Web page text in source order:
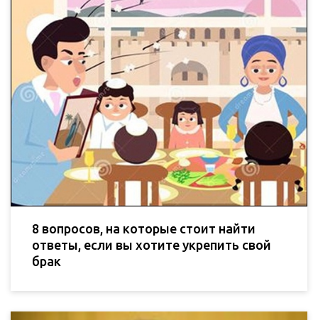
8 вопросов, на которые стоит найти
ответы, если вы хотите укрепить свой
брак